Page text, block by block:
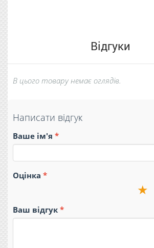
Відгуки
В цього товару немає оглядів.
Написати відгук
Ваше ім'я
Оцінка
★
Ваш відгук